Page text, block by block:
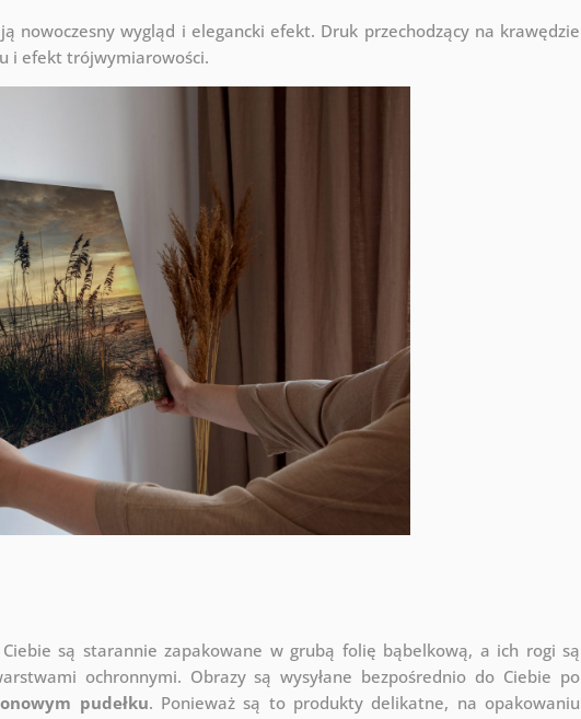
nowoczesny wygląd i elegancki efekt. Druk przechodzący na krawędzie
i efekt trójwymiarowości.
są starannie zapakowane w grubą folię bąbelkową, a ich rogi są
ochronnymi. Obrazy są wysyłane bezpośrednio do Ciebie po
pudełku. Ponieważ są to produkty delikatne, na opakowaniu